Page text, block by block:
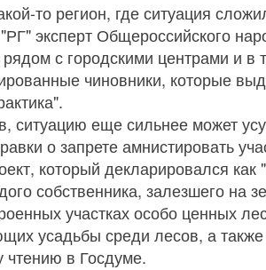
то регион, где ситуация
эксперт Общероссийского
рядом с городскими центрами и
чиновники, которые
ситуацию еще сильнее может
о запрете амнистировать
который декларировался
собственника, залезшего на
участках особо ценных
усадьбы среди лесов, а
чтению в Госдуме.